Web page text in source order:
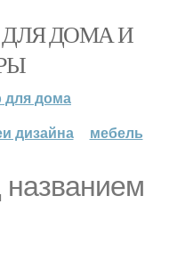
ДЛЯ ДОМА И
для дома
дизайна мебель